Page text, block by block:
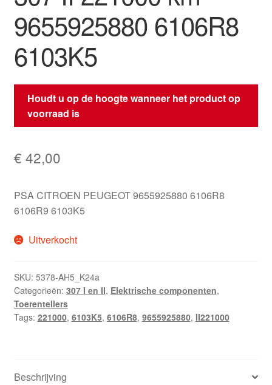
9655925880 6106R8
6103K5
Houdt u op de hoogte wanneer het product op
voorraad is
€ 42,00
PSA CITROEN PEUGEOT 9655925880 6106R8
6106R9 6103K5
Uitverkocht
SKU: 5378-AH5_K24a
Categorieën: 307 I en II, Elektrische componenten,
Toerentellers
Tags: 221000, 6103K5, 6106R8, 9655925880, II221000
Beschrijving